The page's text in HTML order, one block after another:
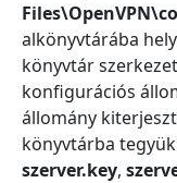
alkönyvtárába
könyvtár
konfigurációs
állomány
könyvtárba
szerver.key,